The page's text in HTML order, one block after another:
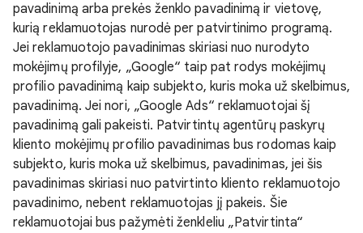
pavadinimą arba prekės ženklo pavadinimą ir vietovę,
kurią reklamuotojas nurodė per patvirtinimo programą.
Jei reklamuotojo pavadinimas skiriasi nuo nurodyto
mokėjimų profilyje, „Google“ taip pat rodys mokėjimų
profilio pavadinimą kaip subjekto, kuris moka už skelbimus,
pavadinimą. Jei nori, „Google Ads“ reklamuotojai šį
pavadinimą gali pakeisti. Patvirtintų agentūrų paskyrų
kliento mokėjimų profilio pavadinimas bus rodomas kaip
subjekto, kuris moka už skelbimus, pavadinimas, jei šis
pavadinimas skiriasi nuo patvirtinto kliento reklamuotojo
pavadinimo, nebent reklamuotojas jį pakeis. Šie
reklamuotojai bus pažymėti ženkleliu „Patvirtinta“